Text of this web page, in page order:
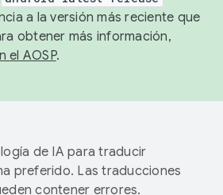
a la versión más reciente que
obtener más información,
el AOSP.
de IA para traducir
preferido. Las traducciones
contener errores.